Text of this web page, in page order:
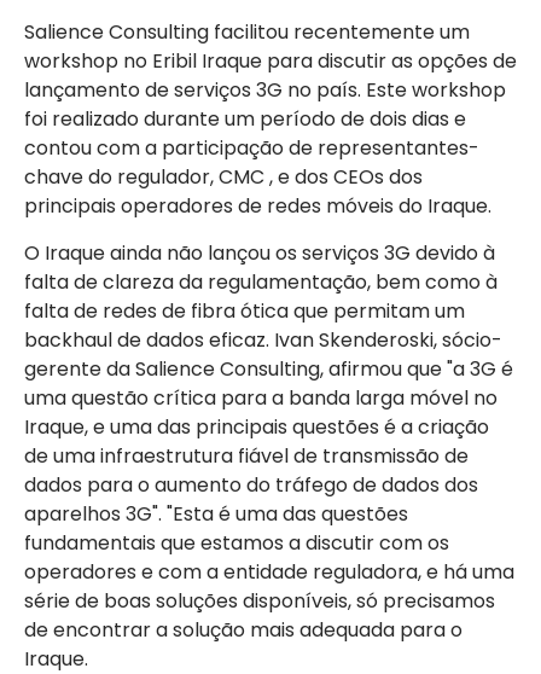
Salience Consulting facilitou recentemente um
workshop no Eribil Iraque para discutir as opções de
lançamento de serviços 3G no país. Este workshop
foi realizado durante um período de dois dias e
contou com a participação de representantes-
chave do regulador, CMC , e dos CEOs dos
principais operadores de redes móveis do Iraque.
O Iraque ainda não lançou os serviços 3G devido à
falta de clareza da regulamentação, bem como à
falta de redes de fibra ótica que permitam um
backhaul de dados eficaz. Ivan Skenderoski, sócio-
gerente da Salience Consulting, afirmou que "a 3G é
uma questão crítica para a banda larga móvel no
Iraque, e uma das principais questões é a criação
de uma infraestrutura fiável de transmissão de
dados para o aumento do tráfego de dados dos
aparelhos 3G". "Esta é uma das questões
fundamentais que estamos a discutir com os
operadores e com a entidade reguladora, e há uma
série de boas soluções disponíveis, só precisamos
de encontrar a solução mais adequada para o
Iraque.